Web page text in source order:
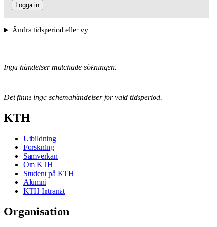
Logga in
Ändra tidsperiod eller vy
Inga händelser matchade sökningen.
Det finns inga schemahändelser för vald tidsperiod.
KTH
Utbildning
Forskning
Samverkan
Om KTH
Student på KTH
Alumni
KTH Intranät
Organisation